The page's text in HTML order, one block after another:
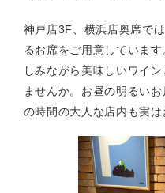
神戸店3F、横浜店奥席で
るお席をご用意していま
しみながら美味しいワイ
ませんか。お昼の明るい
の時間の大人な店内も実は